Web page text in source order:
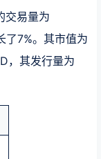
交易量为
了7%。其市值为
，其发行量为